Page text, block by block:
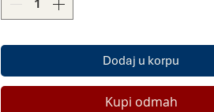
Dodaj u korpu
Kupi odmah